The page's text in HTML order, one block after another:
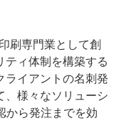
刷専門業として創
ティ体制を構築する
ライアントの名刺発
、様々なソリューシ
から発注までを効